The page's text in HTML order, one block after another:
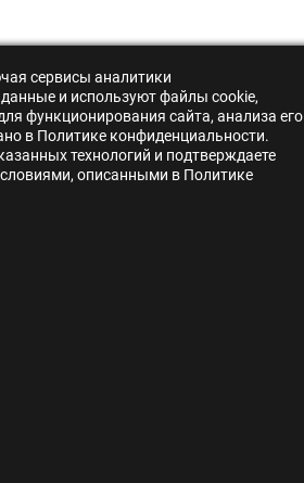
сервисы аналитики
и используют файлы cookie,
функционирования сайта, анализа его
в Политике конфиденциальности.
технологий и подтверждаете
описанными в Политике